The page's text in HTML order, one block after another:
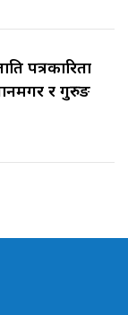
पत्रकारिता
र गुरुङ